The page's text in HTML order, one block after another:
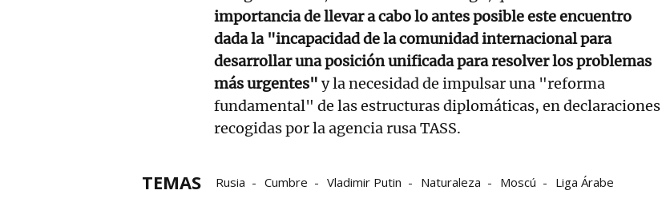
importancia de llevar a cabo lo antes posible este encuentro
dada la "incapacidad de la comunidad internacional para
desarrollar una posición unificada para resolver los problemas
más urgentes" y la necesidad de impulsar una "reforma
fundamental" de las estructuras diplomáticas, en declaraciones
recogidas por la agencia rusa TASS.
TEMAS Rusia Cumbre Vladimir Putin Naturaleza Moscú Liga Árabe